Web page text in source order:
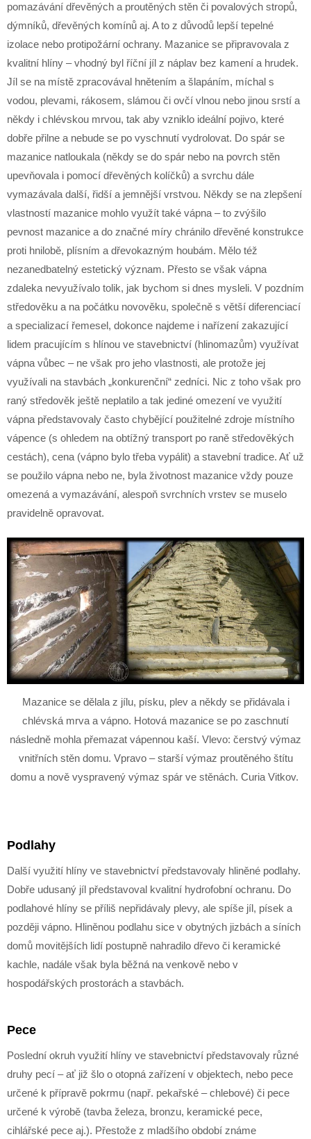
pomazávání dřevěných a proutěných stěn či povalových stropů,
dýmníků, dřevěných komínů aj. A to z důvodů lepší tepelné
izolace nebo protipožární ochrany. Mazanice se připravovala z
kvalitní hlíny – vhodný byl říční jíl z náplav bez kamení a hrudek.
Jíl se na místě zpracovával hnětením a šlapáním, míchal s
vodou, plevami, rákosem, slámou či ovčí vlnou nebo jinou srstí a
někdy i chlévskou mrvou, tak aby vzniklo ideální pojivo, které
dobře přilne a nebude se po vyschnutí vydrolovat. Do spár se
mazanice natloukala (někdy se do spár nebo na povrch stěn
upevňovala i pomocí dřevěných kolíčků) a svrchu dále
vymazávala další, řidší a jemnější vrstvou. Někdy se na zlepšení
vlastností mazanice mohlo využít také vápna – to zvýšilo
pevnost mazanice a do značné míry chránilo dřevěné konstrukce
proti hnilobě, plísním a dřevokazným houbám. Mělo též
nezanedbatelný estetický význam. Přesto se však vápna
zdaleka nevyužívalo tolik, jak bychom si dnes mysleli. V pozdním
středověku a na počátku novověku, společně s větší diferenciací
a specializací řemesel, dokonce najdeme i nařízení zakazující
lidem pracujícím s hlínou ve stavebnictví (hlinomazům) využívat
vápna vůbec – ne však pro jeho vlastnosti, ale protože jej
využívali na stavbách „konkurenční“ zedníci. Nic z toho však pro
raný středověk ještě neplatilo a tak jediné omezení ve využití
vápna představovaly často chybějící použitelné zdroje místního
vápence (s ohledem na obtížný transport po raně středověkých
cestách), cena (vápno bylo třeba vypálit) a stavební tradice. Ať už
se použilo vápna nebo ne, byla životnost mazanice vždy pouze
omezená a vymazávání, alespoň svrchních vrstev se muselo
pravidelně opravovat.
Mazanice se dělala z jílu, písku, plev a někdy se přidávala i
chlévská mrva a vápno. Hotová mazanice se po zaschnutí
následně mohla přemazat vápennou kaší. Vlevo: čerstvý výmaz
vnitřních stěn domu. Vpravo – starší výmaz proutěného štítu
domu a nově vyspravený výmaz spár ve stěnách. Curia Vitkov.
Podlahy
Další využití hlíny ve stavebnictví představovaly hliněné podlahy.
Dobře udusaný jíl představoval kvalitní hydrofobní ochranu. Do
podlahové hlíny se příliš nepřidávaly plevy, ale spíše jíl, písek a
později vápno. Hliněnou podlahu sice v obytných jizbách a síních
domů movitějších lidí postupně nahradilo dřevo či keramické
kachle, nadále však byla běžná na venkově nebo v
hospodářských prostorách a stavbách.
Pece
Poslední okruh využití hlíny ve stavebnictví představovaly různé
druhy pecí – ať již šlo o otopná zařízení v objektech, nebo pece
určené k přípravě pokrmu (např. pekařské – chlebové) či pece
určené k výrobě (tavba železa, bronzu, keramické pece,
cihlářské pece aj.). Přestože z mladšího období známe